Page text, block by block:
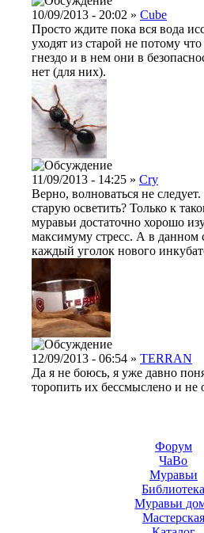
10/09/2013 - 20:02 » Cube
Просто ждите пока вся вода
уходят из старой не потому
гнездо и в нем они в
нет (для них).
11/09/2013 - 14:25 » Cry
Верно, волноваться не
старую осветить? Только к
муравьи достаточно хорошо
максимуму стресс. А в данном
каждый уголок нового
12/09/2013 - 06:54 » TERRAN
Да я не боюсь, я уже давно
торопить их бессмыслено и не
Форум
ЧаВо
Муравьи
Муравьи
Мастерская